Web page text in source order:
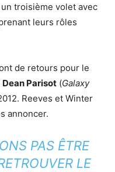
troisième volet avec
leurs rôles
de retours pour le
Dean Parisot (Galaxy
Reeves et Winter
annoncer.
PAS ÊTRE
LE